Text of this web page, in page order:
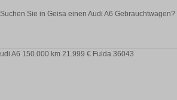
Suchen Sie in Geisa einen Audi A6